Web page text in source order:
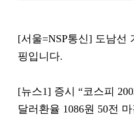
[서울=NSP통신] 도남선
핑입니다.
[뉴스1] 증시 “코스피
달러환율 1086원 50전 마